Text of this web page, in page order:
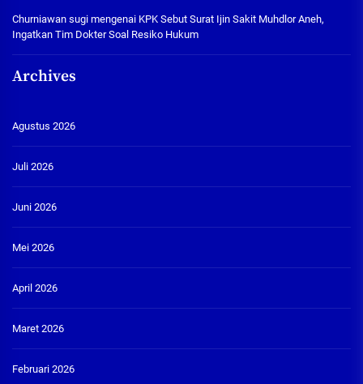
Churniawan sugi mengenai KPK Sebut Surat Ijin Sakit Muhdlor Aneh,
Ingatkan Tim Dokter Soal Resiko Hukum
Archives
Agustus 2026
Juli 2026
Juni 2026
Mei 2026
April 2026
Maret 2026
Februari 2026